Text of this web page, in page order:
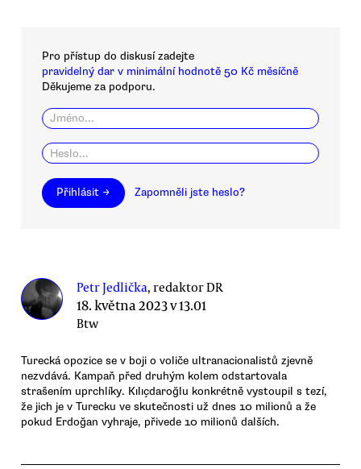
Pro přístup do diskusí zadejte
pravidelný dar v minimální hodnotě 50 Kč měsíčně
Děkujeme za podporu.
Přihlásit → Zapomněli jste heslo?
Petr Jedlička, redaktor DR
18. května 2023 v 13.01
Btw
Turecká opozice se v boji o voliče ultranacionalistů zjevně
nezvdává. Kampaň před druhým kolem odstartovala
strašením uprchlíky. Kılıçdaroğlu konkrétně vystoupil s tezí,
že jich je v Turecku ve skutečnosti už dnes 10 milionů a že
pokud Erdoğan vyhraje, přivede 10 milionů dalších.